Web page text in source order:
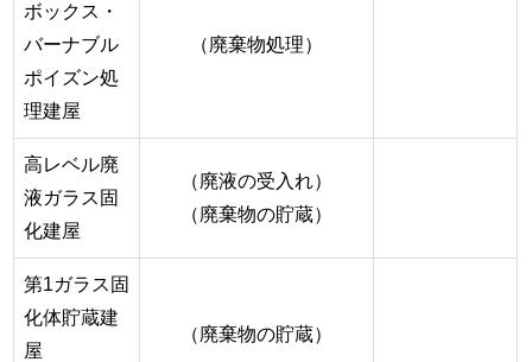
ボックス・
バーナブル
ポイズン処
理建屋
（廃棄物処理）
高レベル廃
液ガラス固
化建屋
（廃液の受入れ）
（廃棄物の貯蔵）
第1ガラス固
化体貯蔵建
屋
（廃棄物の貯蔵）